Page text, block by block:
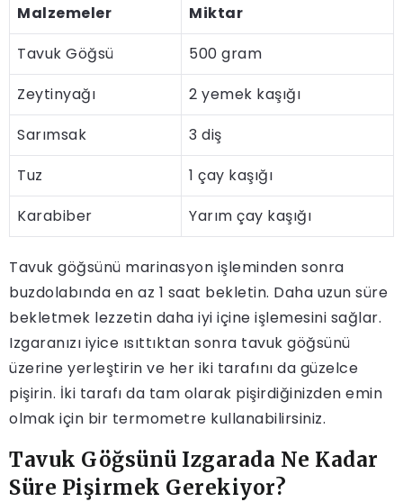
Malzemeler
Miktar
Tavuk Göğsü
500 gram
Zeytinyağı
2 yemek kaşığı
Sarımsak
3 diş
Tuz
1 çay kaşığı
Karabiber
Yarım çay kaşığı
Tavuk göğsünü marinasyon işleminden sonra
buzdolabında en az 1 saat bekletin. Daha uzun süre
bekletmek lezzetin daha iyi içine işlemesini sağlar.
Izgaranızı iyice ısıttıktan sonra tavuk göğsünü
üzerine yerleştirin ve her iki tarafını da güzelce
pişirin. İki tarafı da tam olarak pişirdiğinizden emin
olmak için bir termometre kullanabilirsiniz.
Tavuk Göğsünü Izgarada Ne Kadar
Süre Pişirmek Gerekiyor?